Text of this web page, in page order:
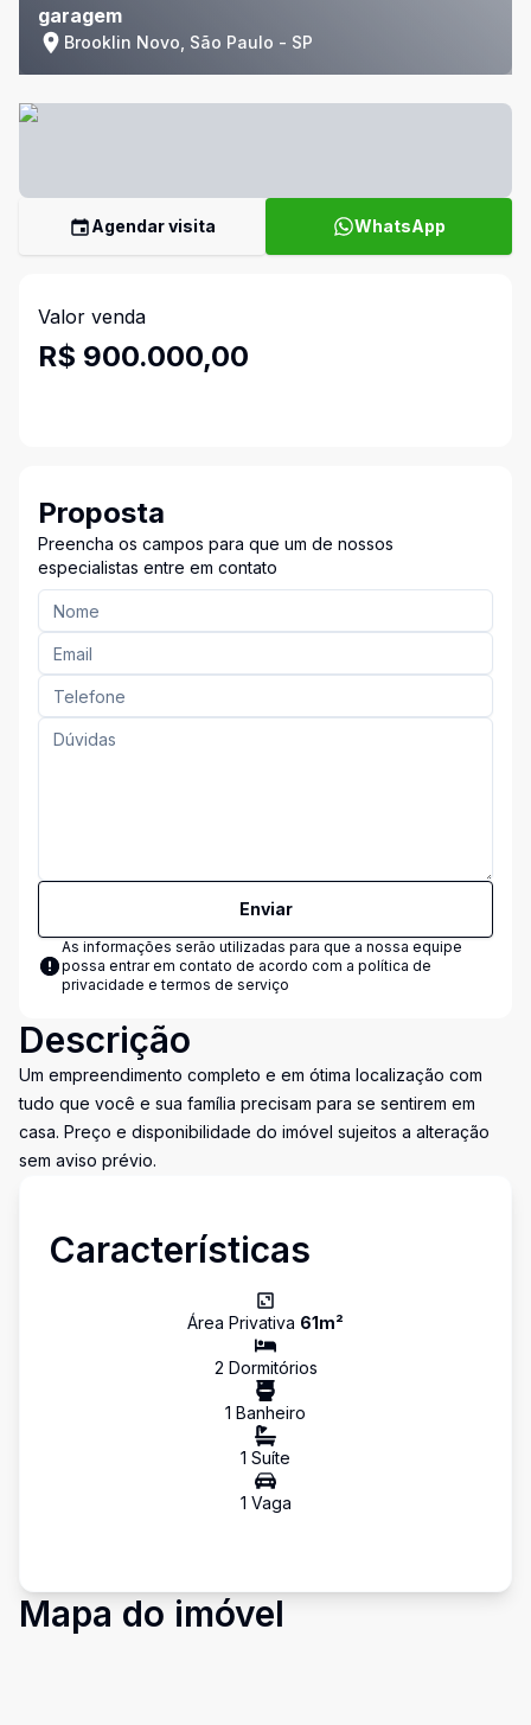
garagem
Brooklin Novo, São Paulo - SP
Agendar visita WhatsApp
Valor venda
R$ 900.000,00
Proposta
Preencha os campos para que um de nossos
especialistas entre em contato
Enviar
As informações serão utilizadas para que a nossa equipe
possa entrar em contato de acordo com a política de
privacidade e termos de serviço
Descrição
Um empreendimento completo e em ótima localização com
tudo que você e sua família precisam para se sentirem em
casa. Preço e disponibilidade do imóvel sujeitos a alteração
sem aviso prévio.
Características
Área Privativa 61m²
2 Dormitórios
1 Banheiro
1 Suíte
1 Vaga
Mapa do imóvel